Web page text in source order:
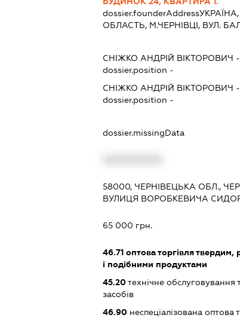
dossier.founderAddress
ОБЛАСТЬ, М.ЧЕРНІВЦІ, ВУЛ.
СНІЖКО АНДРІЙ ВІКТОРОВИЧ -
dossier.position -
СНІЖКО АНДРІЙ ВІКТОРОВИЧ -
dossier.position -
dossier.missingData
58000, ЧЕРНІВЕЦЬКА ОБЛ.,
ВУЛИЦЯ ВОРОБКЕВИЧА
65 000 грн.
46.71 оптова торгівля
і подібними продуктами
45.20технічне
засобів
46.90 неспеціалізована оптова